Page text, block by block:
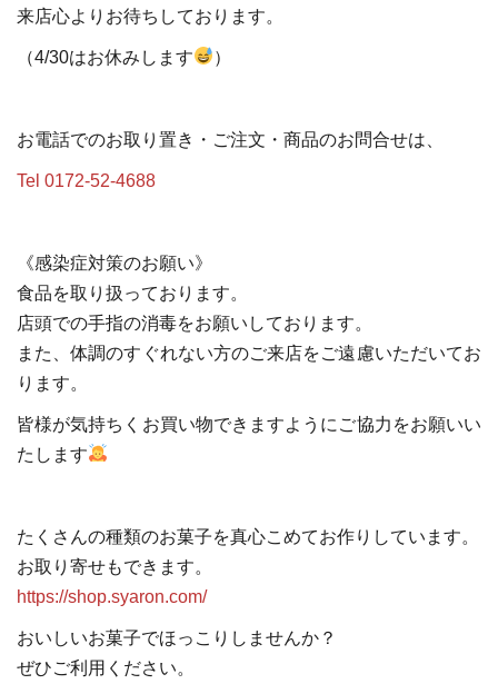
来店心よりお待ちしております。
（4/30はお休みします ）
お電話でのお取り置き・ご注文・商品のお問合せは、
Tel 0172-52-4688
《感染症対策のお願い》
食品を取り扱っております。
店頭での手指の消毒をお願いしております。
また、体調のすぐれない方のご来店をご遠慮いただいてお
ります。
皆様が気持ちくお買い物できますようにご協力をお願いい
たします
たくさんの種類のお菓子を真心こめてお作りしています。
お取り寄せもできます。
https://shop.syaron.com/
おいしいお菓子でほっこりしませんか？
ぜひご利用ください。